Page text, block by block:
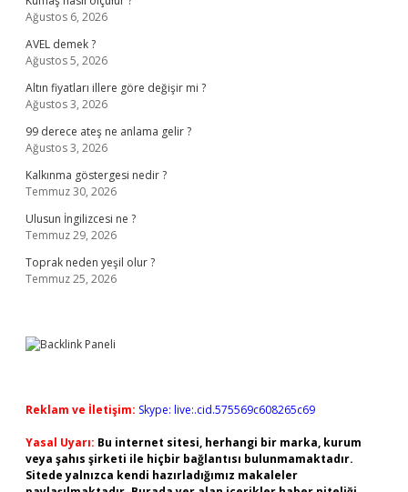
Ağustos 6, 2026
AVEL demek ?
Ağustos 5, 2026
Altın fiyatları illere göre değişir mi ?
Ağustos 3, 2026
99 derece ateş ne anlama gelir ?
Ağustos 3, 2026
Kalkınma göstergesi nedir ?
Temmuz 30, 2026
Ulusun İngilizcesi ne ?
Temmuz 29, 2026
Toprak neden yeşil olur ?
Temmuz 25, 2026
Reklam ve İletişim: Skype: live:.cid.575569c608265c69
Yasal Uyarı: Bu internet sitesi, herhangi bir marka, kurum
veya şahıs şirketi ile hiçbir bağlantısı bulunmamaktadır.
Sitede yalnızca kendi hazırladığımız makaleler